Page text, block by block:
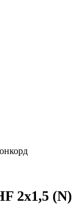
2х1,5 (N)